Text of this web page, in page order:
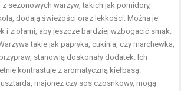
z sezonowych warzyw, takich jak pomidory,
dodają świeżości oraz lekkości. Można je
i ziołami, aby jeszcze bardziej wzbogacić smak.
takie jak papryka, cukinia, czy marchewka,
stanowią doskonały dodatek. Ich
kontrastuje z aromatyczną kiełbasą.
majonez czy sos czosnkowy, mogą